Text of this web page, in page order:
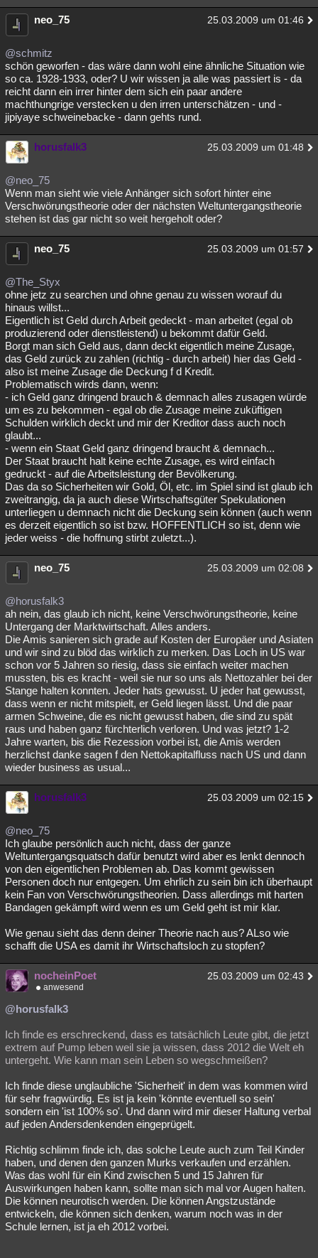
neo_75 25.03.2009 um 01:46
@schmitz
schön geworfen - das wäre dann wohl eine ähnliche Situation wie
so ca. 1928-1933, oder? U wir wissen ja alle was passiert is - da
reicht dann ein irrer hinter dem sich ein paar andere
machthungrige verstecken u den irren unterschätzen - und -
jipiyaye schweinebacke - dann gehts rund.
horusfalk3 25.03.2009 um 01:48
@neo_75
Wenn man sieht wie viele Anhänger sich sofort hinter eine
Verschwörungstheorie oder der nächsten Weltuntergangstheorie
stehen ist das gar nicht so weit hergeholt oder?
neo_75 25.03.2009 um 01:57
@The_Styx
ohne jetz zu searchen und ohne genau zu wissen worauf du
hinaus willst...
Eigentlich ist Geld durch Arbeit gedeckt - man arbeitet (egal ob
produzierend oder dienstleistend) u bekommt dafür Geld.
Borgt man sich Geld aus, dann deckt eigentlich meine Zusage,
das Geld zurück zu zahlen (richtig - durch arbeit) hier das Geld -
also ist meine Zusage die Deckung f d Kredit.
Problematisch wirds dann, wenn:
- ich Geld ganz dringend brauch & demnach alles zusagen würde
um es zu bekommen - egal ob die Zusage meine zuküftigen
Schulden wirklich deckt und mir der Kreditor dass auch noch
glaubt...
- wenn ein Staat Geld ganz dringend braucht & demnach...
Der Staat braucht halt keine echte Zusage, es wird einfach
gedruckt - auf die Arbeitsleistung der Bevölkerung.
Das da so Sicherheiten wir Gold, Öl, etc. im Spiel sind ist glaub ich
zweitrangig, da ja auch diese Wirtschaftsgüter Spekulationen
unterliegen u demnach nicht die Deckung sein können (auch wenn
es derzeit eigentlich so ist bzw. HOFFENTLICH so ist, denn wie
jeder weiss - die hoffnung stirbt zuletzt...).
neo_75 25.03.2009 um 02:08
@horusfalk3
ah nein, das glaub ich nicht, keine Verschwörungstheorie, keine
Untergang der Marktwirtschaft. Alles anders.
Die Amis sanieren sich grade auf Kosten der Europäer und Asiaten
und wir sind zu blöd das wirklich zu merken. Das Loch in US war
schon vor 5 Jahren so riesig, dass sie einfach weiter machen
mussten, bis es kracht - weil sie nur so uns als Nettozahler bei der
Stange halten konnten. Jeder hats gewusst. U jeder hat gewusst,
dass wenn er nicht mitspielt, er Geld liegen lässt. Und die paar
armen Schweine, die es nicht gewusst haben, die sind zu spät
raus und haben ganz fürchterlich verloren. Und was jetzt? 1-2
Jahre warten, bis die Rezession vorbei ist, die Amis werden
herzlichst danke sagen f den Nettokapitalfluss nach US und dann
wieder business as usual...
horusfalk3 25.03.2009 um 02:15
@neo_75
Ich glaube persönlich auch nicht, dass der ganze
Weltuntergangsquatsch dafür benutzt wird aber es lenkt dennoch
von den eigentlichen Problemen ab. Das kommt gewissen
Personen doch nur entgegen. Um ehrlich zu sein bin ich überhaupt
kein Fan von Verschwörungstheorien. Dass allerdings mit harten
Bandagen gekämpft wird wenn es um Geld geht ist mir klar.
Wie genau sieht das denn deiner Theorie nach aus? ALso wie
schafft die USA es damit ihr Wirtschaftsloch zu stopfen?
nocheinPoet 25.03.2009 um 02:43
anwesend
@horusfalk3
Ich finde es erschreckend, dass es tatsächlich Leute gibt, die jetzt
extrem auf Pump leben weil sie ja wissen, dass 2012 die Welt eh
untergeht. Wie kann man sein Leben so wegschmeißen?
Ich finde diese unglaubliche 'Sicherheit' in dem was kommen wird
für sehr fragwürdig. Es ist ja kein 'könnte eventuell so sein'
sondern ein 'ist 100% so'. Und dann wird mir dieser Haltung verbal
auf jeden Andersdenkenden eingeprügelt.
Richtig schlimm finde ich, das solche Leute auch zum Teil Kinder
haben, und denen den ganzen Murks verkaufen und erzählen.
Was das wohl für ein Kind zwischen 5 und 15 Jahren für
Auswirkungen haben kann, sollte man sich mal vor Augen halten.
Die können neurotisch werden. Die können Angstzustände
entwickeln, die können sich denken, warum noch was in der
Schule lernen, ist ja eh 2012 vorbei.